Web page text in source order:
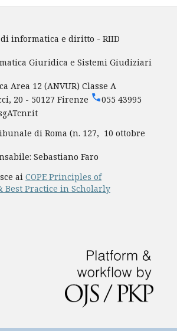
informatica e diritto - RIID
Giuridica e Sistemi Giudiziari
Area 12 (ANVUR) Classe A
20 - 50127 Firenze
055 43995
di Roma (n. 127, 10 ottobre
Sebastiano Faro
ai COPE Principles of
Best Practice in Scholarly